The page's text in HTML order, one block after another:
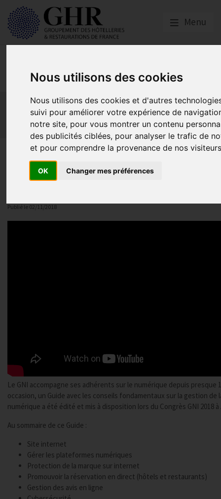
Nous utilisons des cookies
Nous utilisons des cookies et d'autres
suivi pour améliorer votre expérience de
notre site, pour vous montrer un contenu
des publicités ciblées, pour analyser le trafic de
et pour comprendre la provenance de nos
OK Changer mes préférences
Menu
Europe & Numérique
Actualités
Plateformes en ligne
Economie collaborative
Innovation et digitalisation
Mon Parc Num
Informatique Europe
Les bonnes pratiques du
Publié le 02/11/2018
Le GNI accompagne ses adhérents sur le numérique depuis presque
occasion, un Guide avec les conseils fondamentaux sur la gestion de
numérique a été édité et mis à disposition lors du Congrès GNI 2018 à
Au sommaire de ce Guide :
Site internet
Gérer les plateformes numériques
Protection de la marque sur internet
Promouvoir la réservation en direct (hôtels et restaurants)
Gestion des avis en ligne